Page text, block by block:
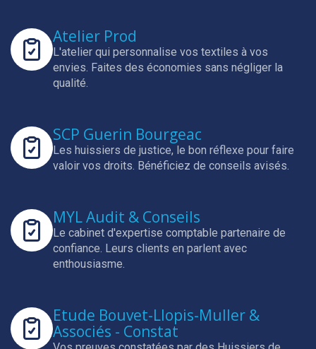
Atelier Prod
L'atelier qui personnalise vos textiles à vos
envies. Faites des économies sans négliger la
qualité.
SCP Guerin Bourgeac
Les huissiers de justice, le bon réflexe pour faire
valoir vos droits. Bénéficiez de conseils avisés.
MYL Audit & Conseils
Le cabinet d'expertise comptable partenaire de
confiance. Leurs clients en parlent avec
enthousiasme.
Etude Bouvet-Llopis-Muller &
Associés - Constat